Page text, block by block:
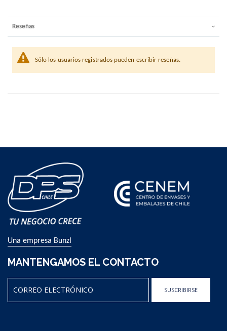
Reseñas
Sólo los usuarios registrados pueden escribir reseñas.
Una empresa Bunzl
MANTENGAMOS EL CONTACTO
SUSCRIBIRSE